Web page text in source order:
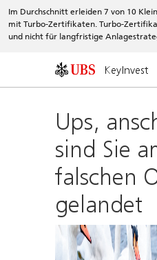
Im Durchschnitt erleiden 7 von 10
mit Turbo-Zertifikaten. Turbo-
und nicht für langfristige
KeyInvest
Ups,
sind Sie
falschen
gelandet